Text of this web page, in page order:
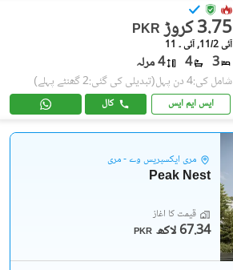
PKR 3.75 کروڑ
آئی 11/2, آئی ۔ 11
3
4 4 مرلہ
شامل کی:4 دن پہل (تبدیلی کی گئی:2 گھنٹے پہلے)
ایس ایم ایس کال
مری ایکسپریس وے - مری
Peak Nest
قیمت کا آغاز
PKR 67.34 لاکھ